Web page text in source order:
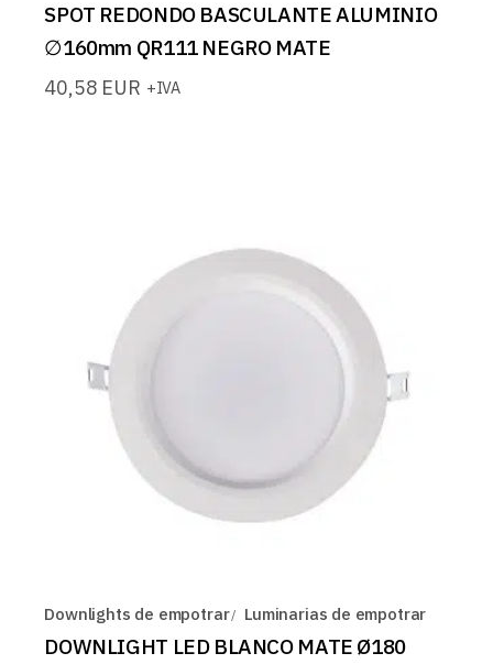
SPOT REDONDO BASCULANTE ALUMINIO
∅160mm QR111 NEGRO MATE
40,58 EUR +IVA
Downlights de empotrar Luminarias de empotrar
DOWNLIGHT LED BLANCO MATE Ø180